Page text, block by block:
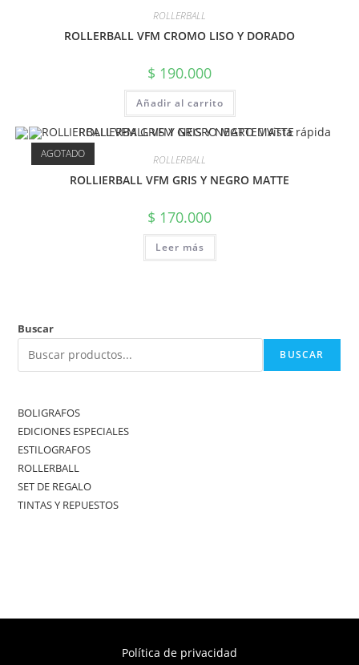
ROLLERBALL
ROLLERBALL VFM CROMO LISO Y DORADO
$ 190.000
Añadir al carrito
AGOTADO
Vista rápida
ROLLERBALL
ROLLIERBALL VFM GRIS Y NEGRO MATTE
$ 170.000
Leer más
Buscar
BUSCAR
BOLIGRAFOS
EDICIONES ESPECIALES
ESTILOGRAFOS
ROLLERBALL
SET DE REGALO
TINTAS Y REPUESTOS
Política de privacidad